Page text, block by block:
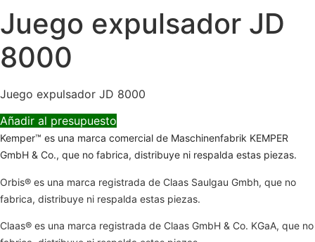
Juego expulsador JD
8000
Juego expulsador JD 8000
Añadir al presupuesto
Kemper™ es una marca comercial de Maschinenfabrik KEMPER
GmbH & Co., que no fabrica, distribuye ni respalda estas piezas.
Orbis® es una marca registrada de Claas Saulgau Gmbh, que no
fabrica, distribuye ni respalda estas piezas.
Claas® es una marca registrada de Claas GmbH & Co. KGaA, que no